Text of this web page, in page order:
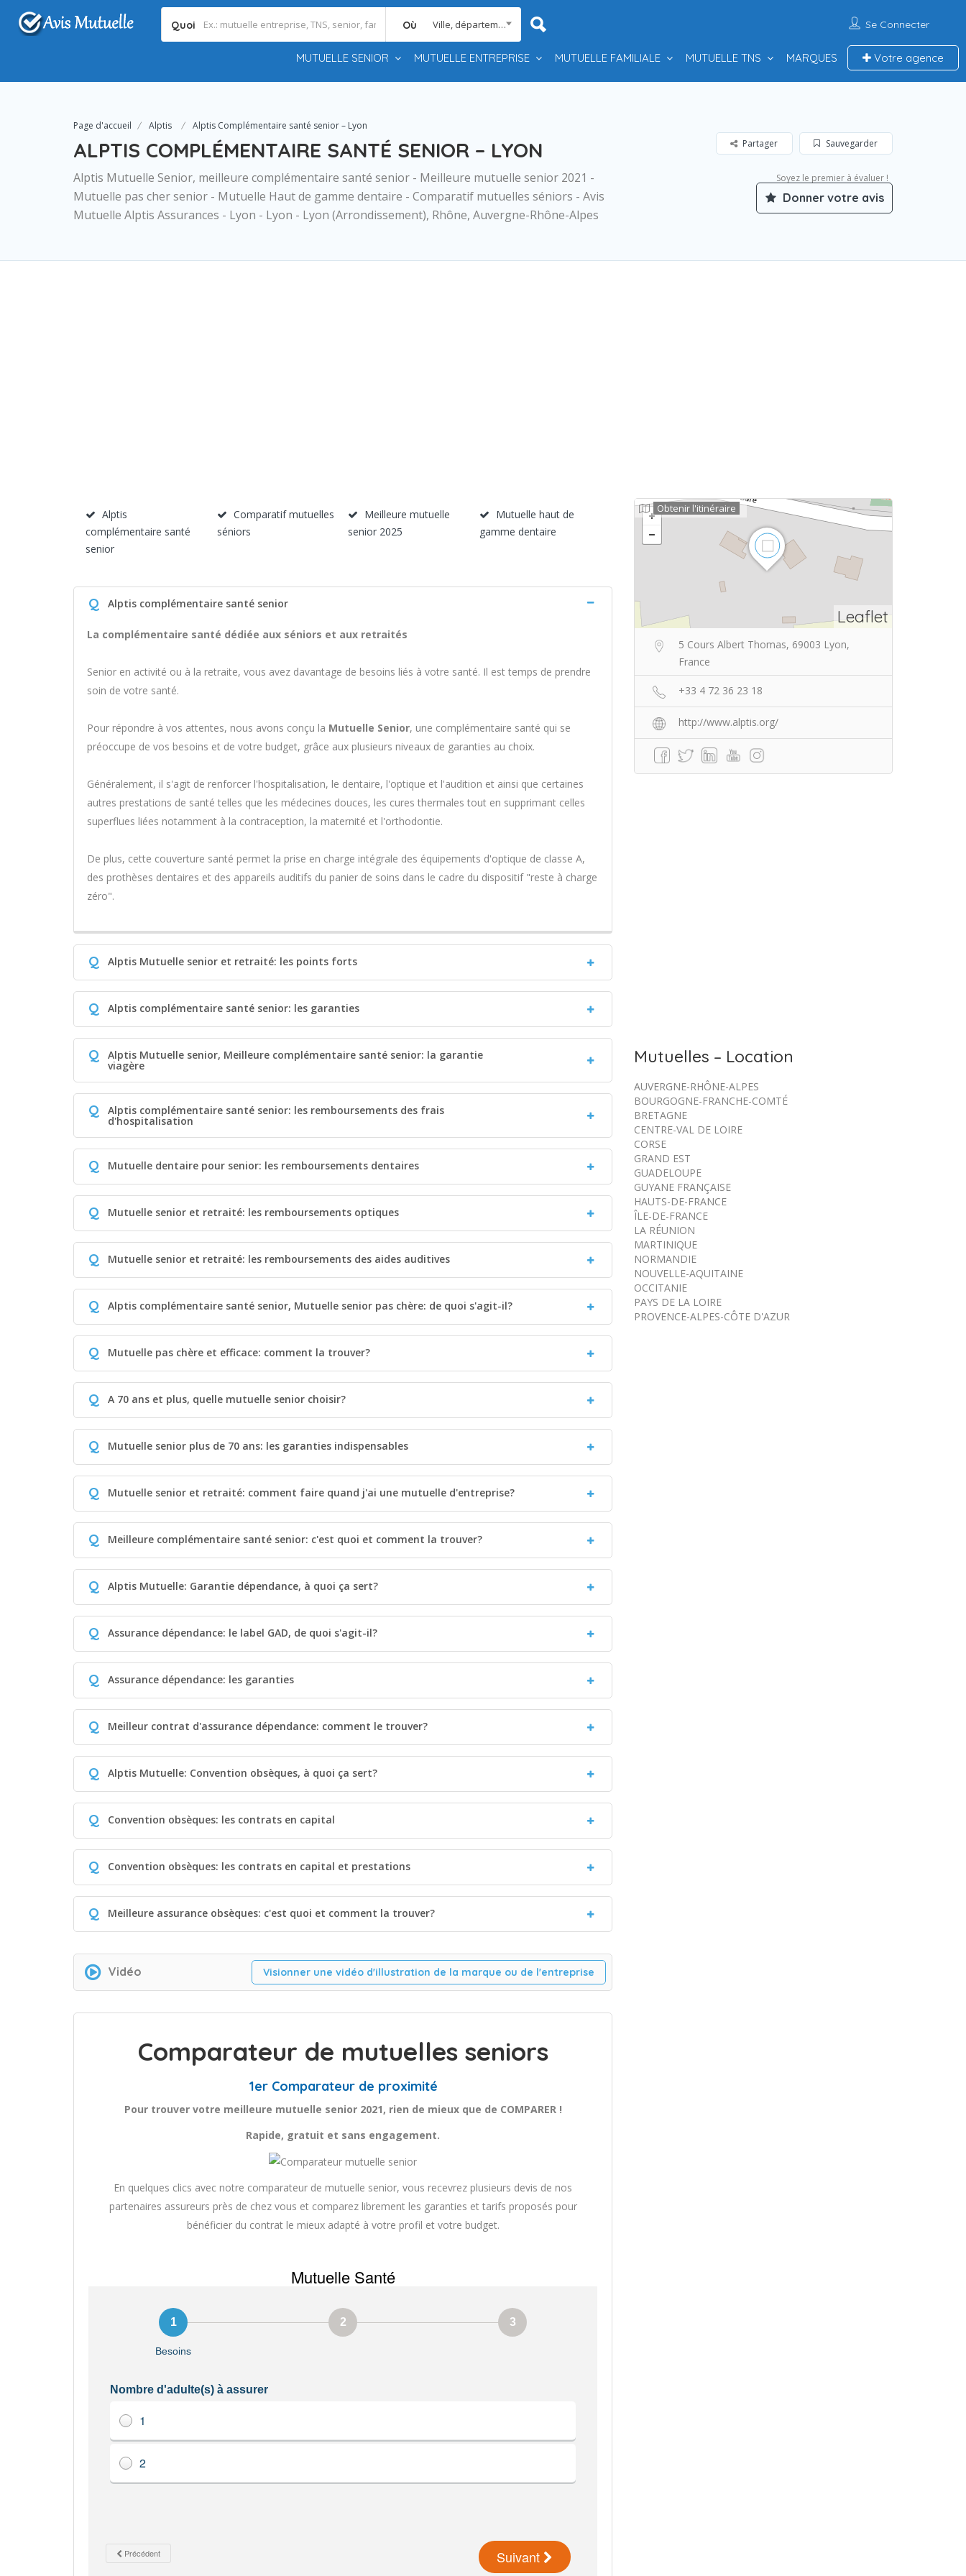
Quoi Où Ville, département, région Se Connecter
Votre agence
MUTUELLE SENIOR MUTUELLE ENTREPRISE MUTUELLE FAMILIALE MUTUELLE TNS MARQUES
Page d'accueil Alptis Alptis Complémentaire santé senior – Lyon
ALPTIS COMPLÉMENTAIRE SANTÉ SENIOR – LYON
Alptis Mutuelle Senior, meilleure complémentaire santé senior - Meilleure mutuelle senior 2021 -
Mutuelle pas cher senior - Mutuelle Haut de gamme dentaire - Comparatif mutuelles séniors - Avis
Mutuelle Alptis Assurances - Lyon - Lyon - Lyon (Arrondissement), Rhône, Auvergne-Rhône-Alpes
Sauvegarder
Partager
Soyez le premier à évaluer !
Donner votre avis
Alptis
complémentaire santé
senior
Comparatif mutuelles
séniors
Meilleure mutuelle
senior 2025
Mutuelle haut de
gamme dentaire
Q Alptis complémentaire santé senior
La complémentaire santé dédiée aux séniors et aux retraités
Senior en activité ou à la retraite, vous avez davantage de besoins liés à votre santé. Il est temps de prendre
soin de votre santé.
Pour répondre à vos attentes, nous avons conçu la Mutuelle Senior, une complémentaire santé qui se
préoccupe de vos besoins et de votre budget, grâce aux plusieurs niveaux de garanties au choix.
Généralement, il s'agit de renforcer l'hospitalisation, le dentaire, l'optique et l'audition et ainsi que certaines
autres prestations de santé telles que les médecines douces, les cures thermales tout en supprimant celles
superflues liées notamment à la contraception, la maternité et l'orthodontie.
De plus, cette couverture santé permet la prise en charge intégrale des équipements d'optique de classe A,
des prothèses dentaires et des appareils auditifs du panier de soins dans le cadre du dispositif "reste à charge
zéro".
Q Alptis Mutuelle senior et retraité: les points forts
Q Alptis complémentaire santé senior: les garanties
Q Alptis Mutuelle senior, Meilleure complémentaire santé senior: la garantie
viagère
Q Alptis complémentaire santé senior: les remboursements des frais
d'hospitalisation
Q Mutuelle dentaire pour senior: les remboursements dentaires
Q Mutuelle senior et retraité: les remboursements optiques
Q Mutuelle senior et retraité: les remboursements des aides auditives
Q Alptis complémentaire santé senior, Mutuelle senior pas chère: de quoi s'agit-il?
Q Mutuelle pas chère et efficace: comment la trouver?
Q A 70 ans et plus, quelle mutuelle senior choisir?
Q Mutuelle senior plus de 70 ans: les garanties indispensables
Q Mutuelle senior et retraité: comment faire quand j'ai une mutuelle d'entreprise?
Q Meilleure complémentaire santé senior: c'est quoi et comment la trouver?
Q Alptis Mutuelle: Garantie dépendance, à quoi ça sert?
Q Assurance dépendance: le label GAD, de quoi s'agit-il?
Q Assurance dépendance: les garanties
Q Meilleur contrat d'assurance dépendance: comment le trouver?
Q Alptis Mutuelle: Convention obsèques, à quoi ça sert?
Q Convention obsèques: les contrats en capital
Q Convention obsèques: les contrats en capital et prestations
Q Meilleure assurance obsèques: c'est quoi et comment la trouver?
Vidéo Visionner une vidéo d'illustration de la marque ou de l'entreprise
Comparateur de mutuelles seniors
1er Comparateur de proximité
Pour trouver votre meilleure mutuelle senior 2021, rien de mieux que de COMPARER !
Rapide, gratuit et sans engagement.
En quelques clics avec notre comparateur de mutuelle senior, vous recevrez plusieurs devis de nos
partenaires assureurs près de chez vous et comparez librement les garanties et tarifs proposés pour
bénéficier du contrat le mieux adapté à votre profil et votre budget.
Leaflet
Obtenir l'itinéraire
5 Cours Albert Thomas, 69003 Lyon,
France
+33 4 72 36 23 18
http://www.alptis.org/
Mutuelles – Location
AUVERGNE-RHÔNE-ALPES
BOURGOGNE-FRANCHE-COMTÉ
BRETAGNE
CENTRE-VAL DE LOIRE
CORSE
GRAND EST
GUADELOUPE
GUYANE FRANÇAISE
HAUTS-DE-FRANCE
ÎLE-DE-FRANCE
LA RÉUNION
MARTINIQUE
NORMANDIE
NOUVELLE-AQUITAINE
OCCITANIE
PAYS DE LA LOIRE
PROVENCE-ALPES-CÔTE D'AZUR